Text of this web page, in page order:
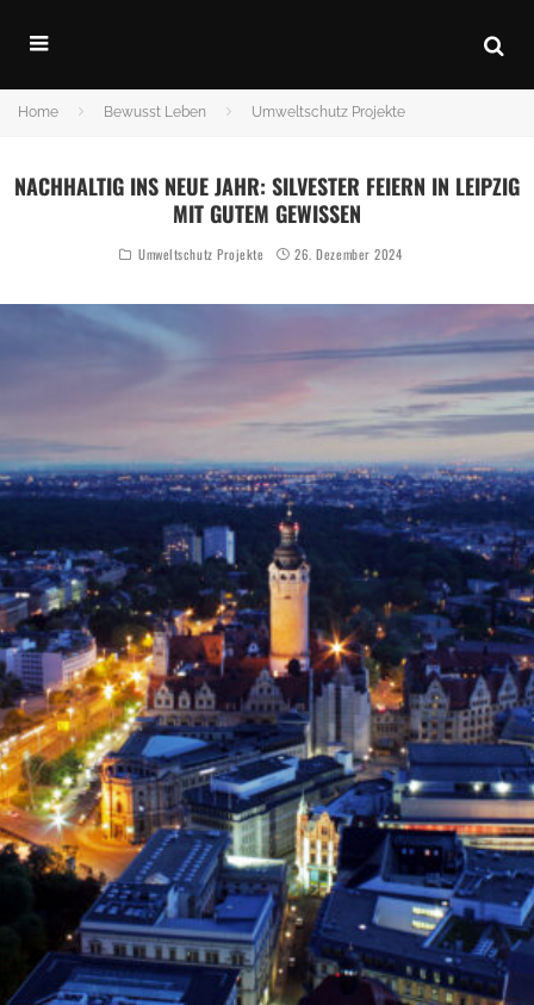
Home Bewusst Leben Umweltschutz Projekte
NACHHALTIG INS NEUE JAHR: SILVESTER FEIERN IN LEIPZIG
MIT GUTEM GEWISSEN
Umweltschutz Projekte 26. Dezember 2024